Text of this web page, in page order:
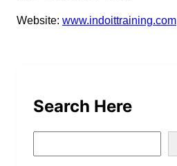
Website: www.indoittraining.com
Search Here
e